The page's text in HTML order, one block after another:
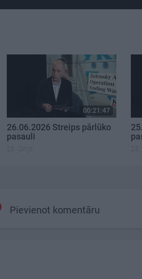
00:21:47
26.06.2026 Streips pārlūko
pasauli
26. jūnijs
Pievienot komentāru